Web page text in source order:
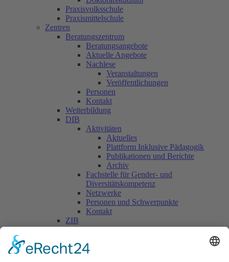
Praxisvolksschule
Praxismittelschule
Zentren
Beratungszentrum
Beratungsangebote
Aktuelle Angebote
Nachlese
Veranstaltungen
Veröffentlichungen
Personen
Kontakt
Weiterbildung
DIB
Aktivitäten
Aktuelles
Plattform Inklusive Pädagogik
Publikationen und Berichte
Archiv
Fachstelle für Gender- und
Diversitätskompetenz
Netzwerke
Personen und Schwerpunkte
Kontakt
ZIB
Päd. Praktische Studien
Personen